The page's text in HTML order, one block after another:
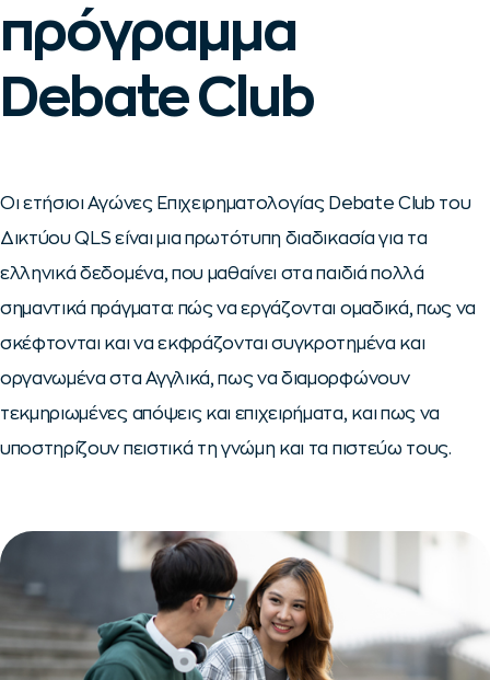
πρόγραμμα
Debate Club
Οι ετήσιοι Αγώνες Επιχειρηματολογίας Debate Club του
Δικτύου QLS είναι μια πρωτότυπη διαδικασία για τα
ελληνικά δεδομένα, που μαθαίνει στα παιδιά πολλά
σημαντικά πράγματα: πώς να εργάζονται ομαδικά, πως να
σκέφτονται και να εκφράζονται συγκροτημένα και
οργανωμένα στα Αγγλικά, πως να διαμορφώνουν
τεκμηριωμένες απόψεις και επιχειρήματα, και πως να
υποστηρίζουν πειστικά τη γνώμη και τα πιστεύω τους.